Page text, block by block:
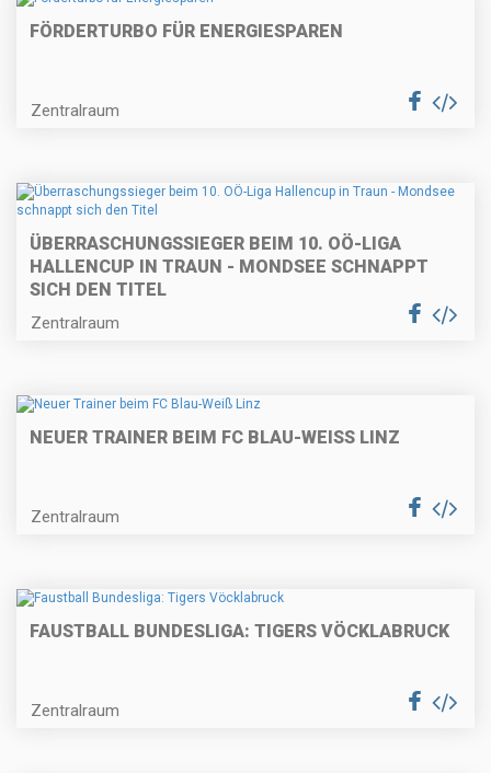
FÖRDERTURBO FÜR ENERGIESPAREN
Zentralraum
ÜBERRASCHUNGSSIEGER BEIM 10. OÖ-LIGA
HALLENCUP IN TRAUN - MONDSEE SCHNAPPT
SICH DEN TITEL
Zentralraum
NEUER TRAINER BEIM FC BLAU-WEISS LINZ
Zentralraum
FAUSTBALL BUNDESLIGA: TIGERS VÖCKLABRUCK
Zentralraum